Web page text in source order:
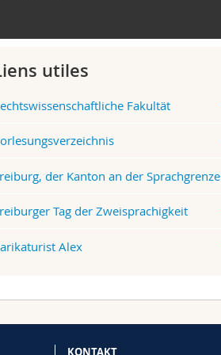
utiles
Fakultät
der Kanton an der Sprachgrenze
Tag der Zweisprachigkeit
Alex
KONTAKT